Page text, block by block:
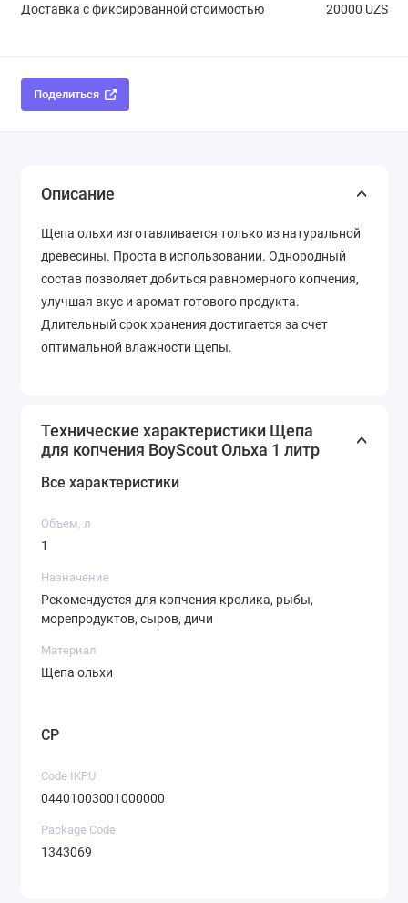
Доставка с фиксированной стоимостью
20000 UZS
Поделиться
Описание
Щепа ольхи изготавливается только из натуральной
древесины. Проста в использовании. Однородный
состав позволяет добиться равномерного копчения,
улучшая вкус и аромат готового продукта.
Длительный срок хранения достигается за счет
оптимальной влажности щепы.
Технические характеристики Щепа
для копчения BoyScout Ольха 1 литр
Все характеристики
Объем, л
1
Назначение
Рекомендуется для копчения кролика, рыбы,
морепродуктов, сыров, дичи
Материал
Щепа ольхи
CP
Code IKPU
04401003001000000
Package Code
1343069